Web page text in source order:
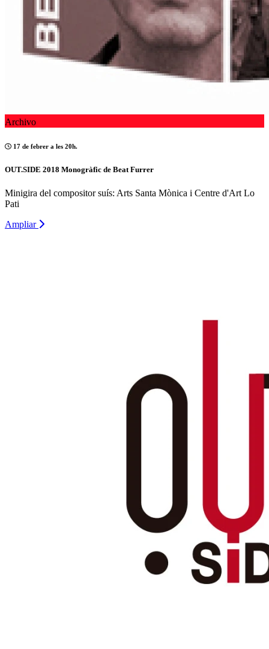
Archivo
17 de febrer a les 20h.
OUT.SIDE 2018 Monogràfic de Beat Furrer
Minigira del compositor suís: Arts Santa Mònica i Centre d'Art Lo
Pati
Ampliar